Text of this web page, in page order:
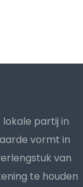
lokale partij in
vormt in
van
te houden